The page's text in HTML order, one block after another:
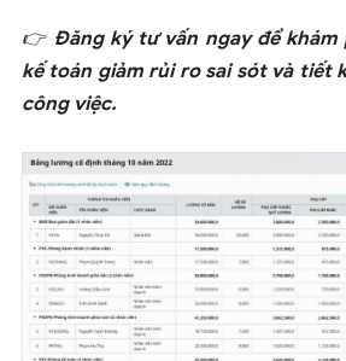
👉 Đăng ký tư vấn ngay để khám
kế toán giảm rủi ro sai sót và tiết
công việc.